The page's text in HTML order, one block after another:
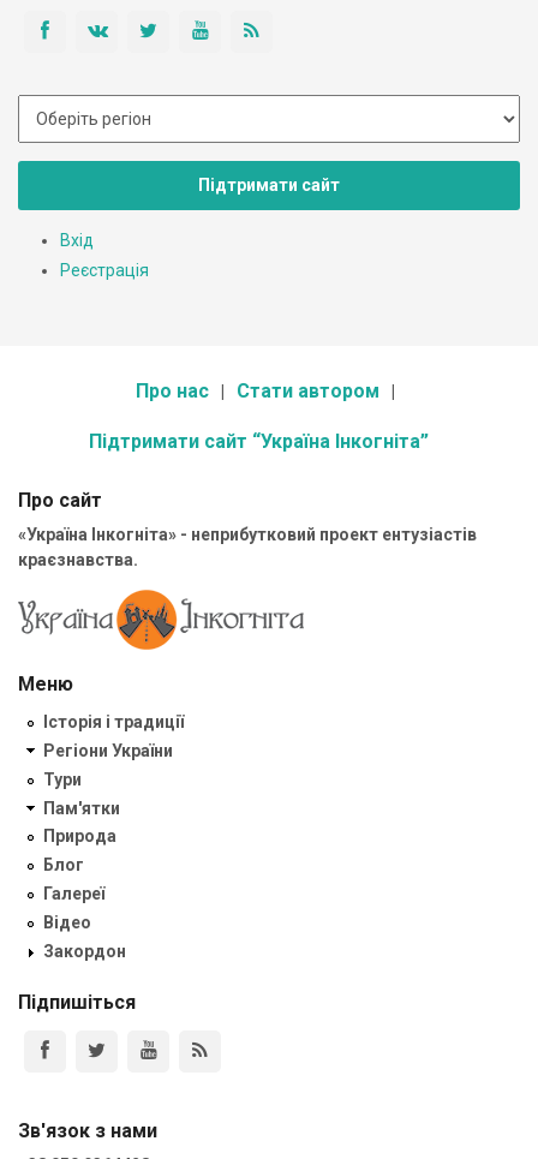
Підтримати сайт
Вхід
Реєстрація
Про нас Стати автором
Підтримати сайт “Україна Інкогніта”
Про сайт
«Україна Інкогніта» - неприбутковий проект ентузіастів
краєзнавства.
Меню
Історія і традиції
Регіони України
Тури
Пам'ятки
Природа
Блог
Галереї
Відео
Закордон
Підпишіться
Зв'язок з нами